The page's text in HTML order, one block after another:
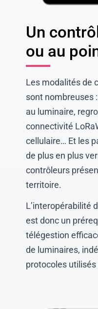
Un
ou au
Les modalités de
sont nombreuses
au luminaire,
connectivité
cellulaire… Et les
de plus en plus
contrôleurs
territoire.
L’interopérabilité
est donc un
télégestion
de luminaires,
protocoles utilisés